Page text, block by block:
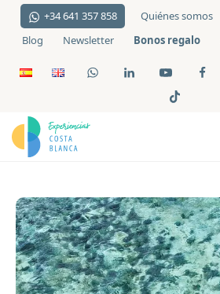
+34 641 357 858 Quiénes somos
Blog
Newsletter Bonos regalo